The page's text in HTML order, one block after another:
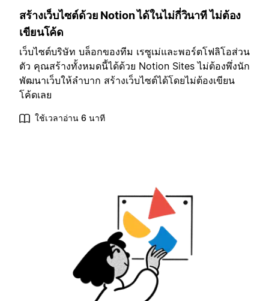
สร้างเว็บไซต์ด้วย Notion ได้ในไม่กี่วินาที ไม่ต้อง
เขียนโค้ด
เว็บไซต์บริษัท บล็อกของทีม เรซูเม่และพอร์ตโฟลิโอส่วน
ตัว คุณสร้างทั้งหมดนี้ได้ด้วย Notion Sites ไม่ต้องพึ่งนัก
พัฒนาเว็บให้ลำบาก สร้างเว็บไซต์ได้โดยไม่ต้องเขียน
โค้ดเลย
ใช้เวลาอ่าน 6 นาที